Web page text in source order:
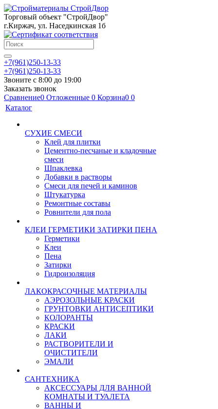
Торговый объект "СтройДвор"
г.Киржач, ул. Наседкинская 1б
+7(961)250-13-33
+7(961)250-13-33
Звоните с 8:00 до 19:00
Заказать звонок
Сравнение0 Отложенные 0 Корзина0 0
Каталог
СУХИЕ СМЕСИ
Клей для плитки
Цементно-песчаные и кладочные
смеси
Шпаклевка
Добавки в растворы
Смеси для печей и каминов
Штукатурка
Ремонтные составы
Ровнители для пола
КЛЕИ ГЕРМЕТИКИ ЗАТИРКИ ПЕНА
Герметики
Клеи
Пена
Затирки
Гидроизоляция
ЛАКОКРАСОЧНЫЕ МАТЕРИАЛЫ
АЭРОЗОЛЬНЫЕ КРАСКИ
ГРУНТОВКИ АНТИСЕПТИКИ
КОЛОРАНТЫ
КРАСКИ
ЛАКИ
РАСТВОРИТЕЛИ И
ОЧИСТИТЕЛИ
ЭМАЛИ
САНТЕХНИКА
АКСЕССУАРЫ ДЛЯ ВАННОЙ
КОМНАТЫ И ТУАЛЕТА
ВАННЫ И